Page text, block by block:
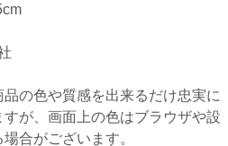
の色や質感を出来るだけ忠実に
が、画面上の色はブラウザや設
合がございます。